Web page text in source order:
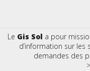
Le Gis Sol a pour
d’information sur les
demandes des